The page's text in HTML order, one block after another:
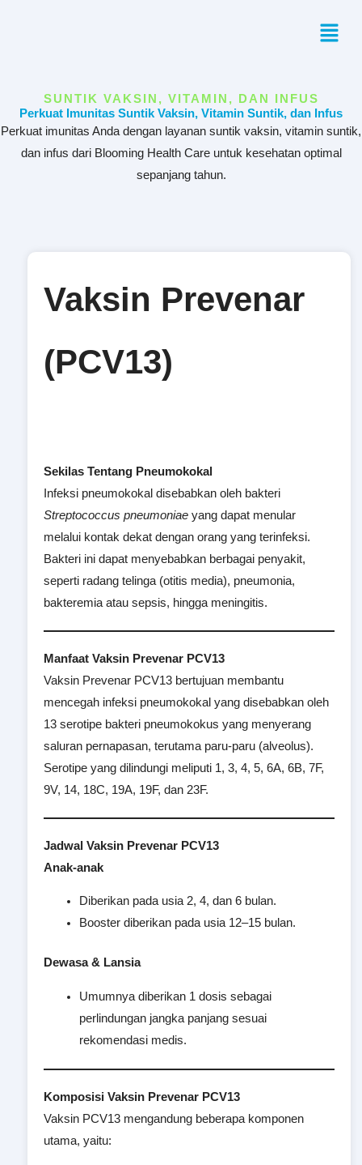
Menu
SUNTIK VAKSIN, VITAMIN, DAN INFUS
Perkuat Imunitas Suntik Vaksin, Vitamin Suntik, dan Infus
Perkuat imunitas Anda dengan layanan suntik vaksin, vitamin suntik,
dan infus dari Blooming Health Care untuk kesehatan optimal
sepanjang tahun.
Vaksin Prevenar
(PCV13)
Sekilas Tentang Pneumokokal
Infeksi pneumokokal disebabkan oleh bakteri
Streptococcus pneumoniae yang dapat menular
melalui kontak dekat dengan orang yang terinfeksi.
Bakteri ini dapat menyebabkan berbagai penyakit,
seperti radang telinga (otitis media), pneumonia,
bakteremia atau sepsis, hingga meningitis.
Manfaat Vaksin Prevenar PCV13
Vaksin Prevenar PCV13 bertujuan membantu
mencegah infeksi pneumokokal yang disebabkan oleh
13 serotipe bakteri pneumokokus yang menyerang
saluran pernapasan, terutama paru-paru (alveolus).
Serotipe yang dilindungi meliputi 1, 3, 4, 5, 6A, 6B, 7F,
9V, 14, 18C, 19A, 19F, dan 23F.
Jadwal Vaksin Prevenar PCV13
Anak-anak
Diberikan pada usia 2, 4, dan 6 bulan.
Booster diberikan pada usia 12–15 bulan.
Dewasa & Lansia
Umumnya diberikan 1 dosis sebagai
perlindungan jangka panjang sesuai
rekomendasi medis.
Komposisi Vaksin Prevenar PCV13
Vaksin PCV13 mengandung beberapa komponen
utama, yaitu: